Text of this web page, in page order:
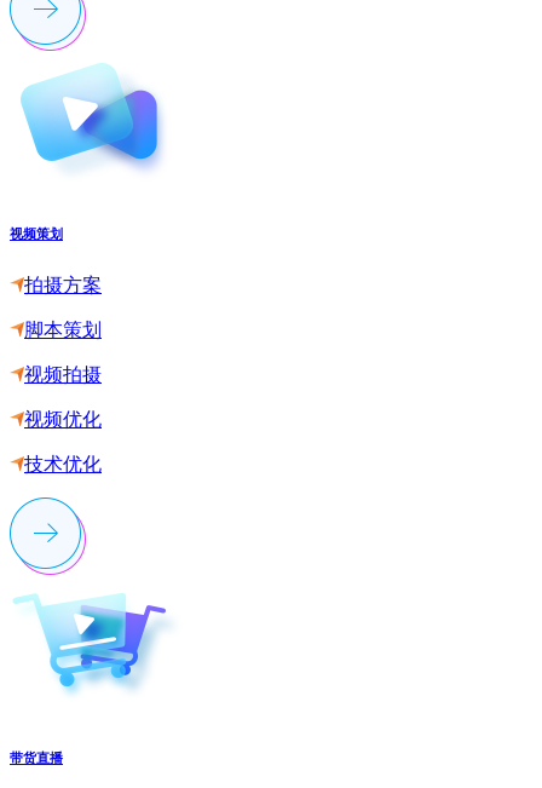
视频策划
拍摄方案
脚本策划
视频拍摄
视频优化
技术优化
带货直播